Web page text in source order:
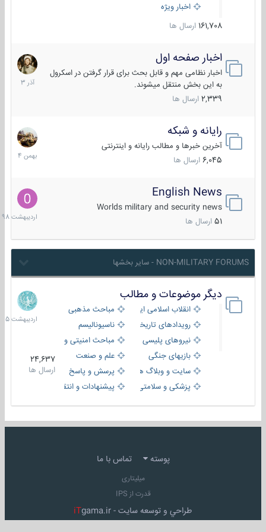
اخبار ویژه
161,708 ارسال ها
اخبار صفحه اول
اخبار نظامی مهم و قابل بحث برای قرار گرفتن در اسکرول
به این بخش منتقل میشوند.
2,339 ارسال ها
7
آذر
1403
رایانه و شبکه
آخرین خبرها و مطالب رایانه و اینترنتی
6,045 ارسال ها
30
بهمن
1404
English News
Worlds military and security news
51 ارسال ها
10
1398
NON-MILITARY FORUMS - سایر بخشها
دیگر موضوعات و مطالب
انقلاب اسلامی ایران
مباحث مذهبی
رویدادهای تاریخی و مذهبیناسیونالیسم
نیروهای پلیسی
مباحث امنیتی و اطلاعاتی
بازیهای جنگی
علم و صنعت
سایت و وبلاگ ها
پرسش و پاسخ
پزشکی و سلامتی
پیشنهادات و انتقادات
24,637
ارسال ها
8
1405
پوسته تماس با ما
میلیتاری
قدرت از IPS
طراحي و توسعه سايت - iTgama.ir